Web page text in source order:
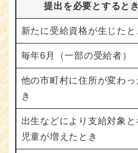
提出を必要とするとき
新たに受給資格が生じたと
毎年6月（一部の受給者）
他の市町村に住所が変わっ
き
出生などにより支給対象と
児童が増えたとき